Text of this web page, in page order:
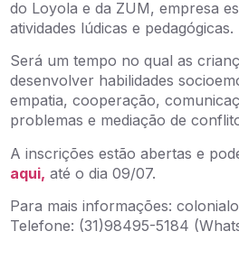
do Loyola e da ZUM, empresa
atividades lúdicas e pedagógicas.
Será um tempo no qual as
desenvolver habilidades
empatia, cooperação,
problemas e mediação de
A inscrições estão abertas e
aqui, até o dia 09/07.
Para mais informações:
Telefone: (31)98495-5184